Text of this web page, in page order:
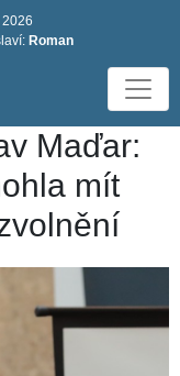
Roman
Maďar:
mít